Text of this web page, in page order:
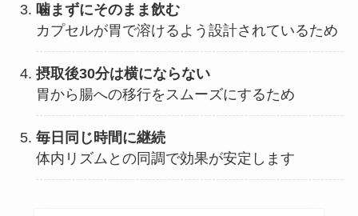
噛まずにそのまま飲む
カプセルが胃で溶けるよう設計されているため
摂取後30分は横にならない
胃から腸への移行をスムーズにするため
毎日同じ時間に継続
体内リズムとの同調で効果が安定します